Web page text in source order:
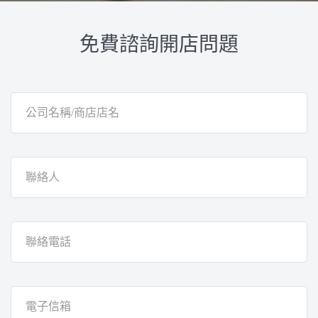
免費諮詢開店問題